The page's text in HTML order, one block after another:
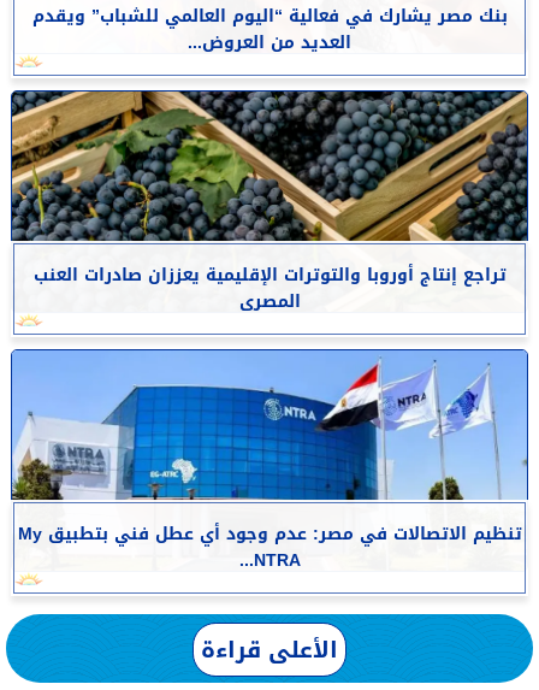
بنك مصر يشارك في فعالية “اليوم العالمي للشباب” ويقدم
العديد من العروض...
تراجع إنتاج أوروبا والتوترات الإقليمية يعززان صادرات العنب
المصرى
تنظيم الاتصالات في مصر: عدم وجود أي عطل فني بتطبيق My
NTRA...
الأعلى قراءة